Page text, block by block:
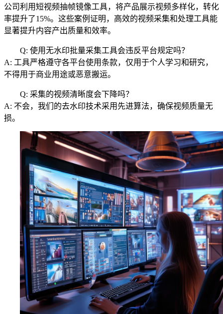
公司利用短视频抽帧镜像工具，将产品展示视频多样化，转化
率提升了15%。这些案例证明，高效的视频采集和处理工具能
显著提升内容产出质量和效率。
Q: 使用无水印批量采集工具会违反平台规定吗？
A: 工具严格遵守各平台使用条款，仅用于个人学习和研究，
不得用于商业用途或恶意搬运。
Q: 采集的视频清晰度会下降吗？
A: 不会，我们的去水印技术采用先进算法，确保视频质量无
损。